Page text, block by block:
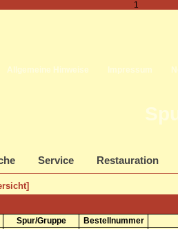
1
Allgemeine Hinweise Impressum
Service Restauration
Spur/Gruppe Bestellnummer